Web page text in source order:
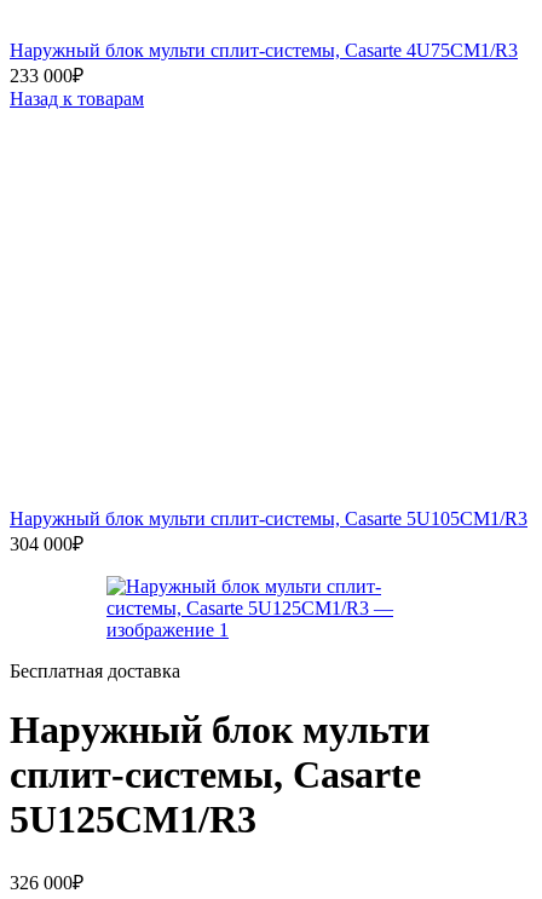
Наружный блок мульти сплит-системы, Casarte 4U75CM1/R3
233 000₽
Назад к товарам
Наружный блок мульти сплит-системы, Casarte 5U105CM1/R3
304 000₽
Бесплатная доставка
Наружный блок мульти
сплит-системы, Casarte
5U125CM1/R3
326 000₽